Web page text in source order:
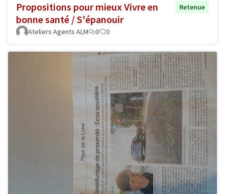
Propositions pour mieux Vivre en
bonne santé / S'épanouir
Retenue
Ateliers Agents ALM 0 0